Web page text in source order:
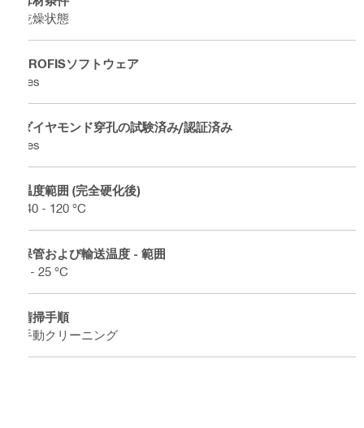
乾燥状態
PROFISソフトウェア
Yes
ダイヤモンド穿孔の試験済み/認証済み
Yes
温度範囲 (完全硬化後)
-40 - 120 °C
保管および輸送温度 - 範囲
5 - 25 °C
清掃手順
手動クリーニング